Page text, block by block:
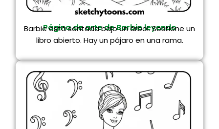
Página de arte de Barbie leyendo
Barbie está sentada bajo un árbol. Sostiene un
libro abierto. Hay un pájaro en una rama.